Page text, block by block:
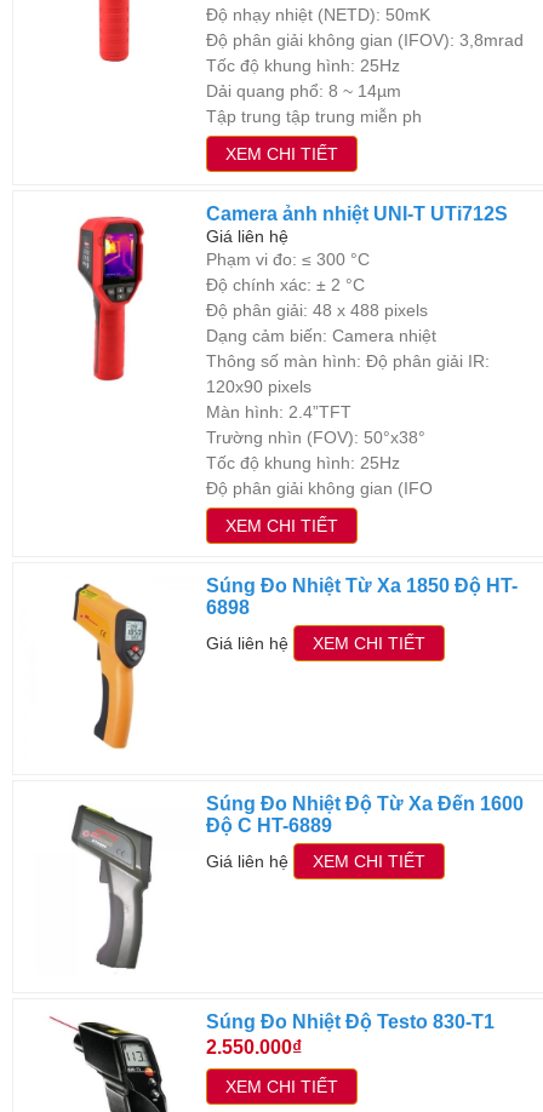
Độ nhạy nhiệt (NETD): 50mK
Độ phân giải không gian (IFOV): 3,8mrad
Tốc độ khung hình: 25Hz
Dải quang phổ: 8 ~ 14µm
Tập trung tập trung miễn ph
XEM CHI TIẾT
Camera ảnh nhiệt UNI-T UTi712S
Giá liên hệ
Phạm vi đo: ≤ 300 °C
Độ chính xác: ± 2 °C
Độ phân giải: 48 x 488 pixels
Dạng cảm biến: Camera nhiệt
Thông số màn hình: Độ phân giải IR:
120x90 pixels
Màn hình: 2.4”TFT
Trường nhìn (FOV): 50°x38°
Tốc độ khung hình: 25Hz
Độ phân giải không gian (IFO
XEM CHI TIẾT
Súng Đo Nhiệt Từ Xa 1850 Độ HT-
6898
Giá liên hệ XEM CHI TIẾT
Súng Đo Nhiệt Độ Từ Xa Đến 1600
Độ C HT-6889
Giá liên hệ XEM CHI TIẾT
Súng Đo Nhiệt Độ Testo 830-T1
2.550.000₫
XEM CHI TIẾT